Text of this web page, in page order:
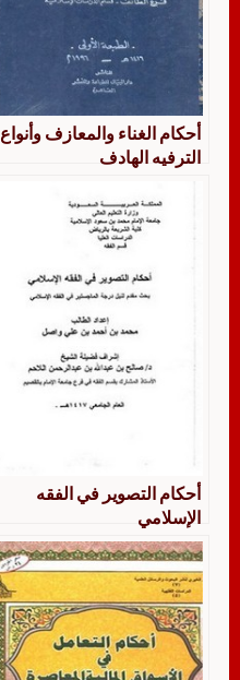
أحكام الغناء والمعازف وأنواع
الترفيه الهادف
أحكام التصوير في الفقه
الإسلامي